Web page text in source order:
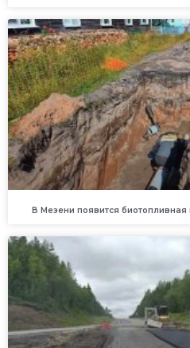
В Мезени появится